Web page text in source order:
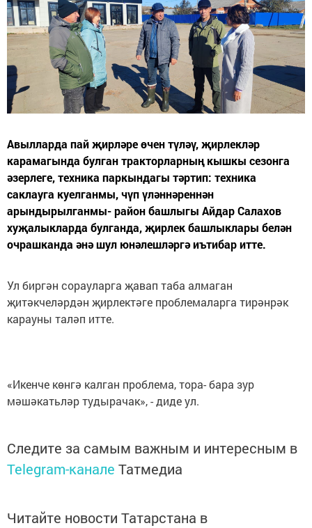
Авылларда пай җирләре өчен түләү, җирлекләр
карамагында булган тракторларның кышкы сезонга
әзерлеге, техника паркындагы тәртип: техника
саклауга куелганмы, чүп үләннәреннән
арындырылганмы- район башлыгы Айдар Салахов
хуҗалыкларда булганда, җирлек башлыклары белән
очрашканда әнә шул юнәлешләргә иътибар итте.
Ул биргән сорауларга җавап таба алмаган
җитәкчеләрдән җирлектәге проблемаларга тирәнрәк
карауны таләп итте.
«Икенче көнгә калган проблема, тора- бара зур
мәшәкатьләр тудырачак», - диде ул.
Следите за самым важным и интересным в
Telegram-канале Татмедиа
Читайте новости Татарстана в